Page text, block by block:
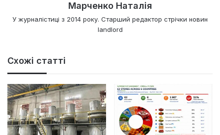
Марченко Наталія
У журналістиці з 2014 року. Старший редактор стрічки новин
landlord
Схожі статті